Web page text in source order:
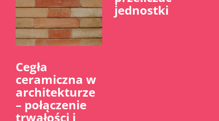
Cegła
ceramiczna w
architekturze
– połączenie
trwałości i
jednostki